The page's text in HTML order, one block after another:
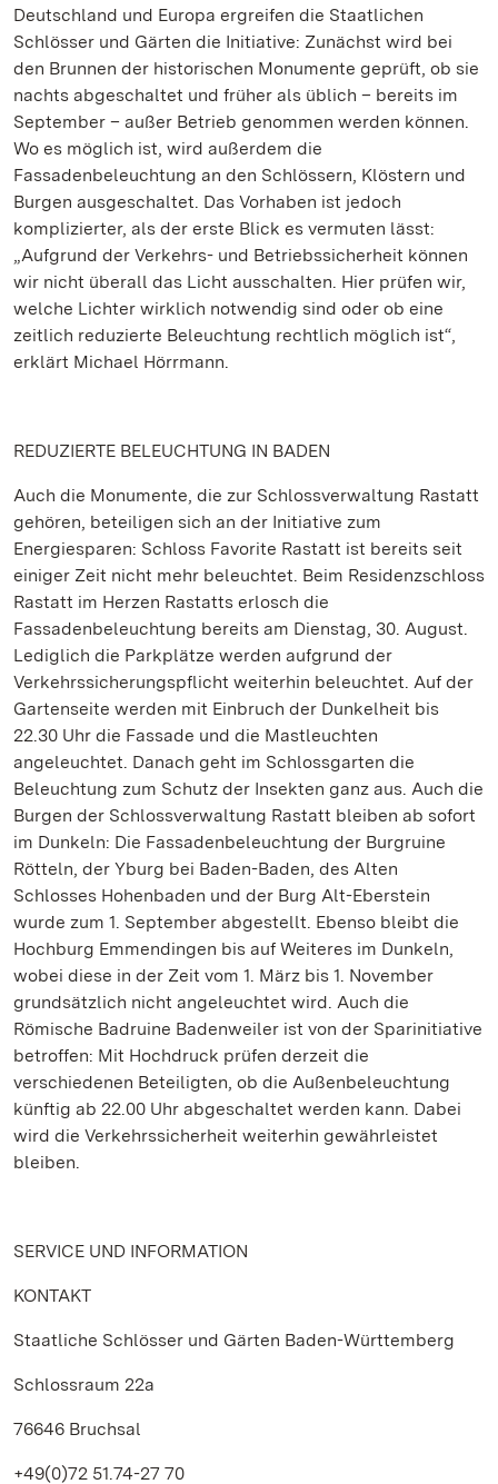
Deutschland und Europa ergreifen die Staatlichen
Schlösser und Gärten die Initiative: Zunächst wird bei
den Brunnen der historischen Monumente geprüft, ob sie
nachts abgeschaltet und früher als üblich – bereits im
September – außer Betrieb genommen werden können.
Wo es möglich ist, wird außerdem die
Fassadenbeleuchtung an den Schlössern, Klöstern und
Burgen ausgeschaltet. Das Vorhaben ist jedoch
komplizierter, als der erste Blick es vermuten lässt:
„Aufgrund der Verkehrs- und Betriebssicherheit können
wir nicht überall das Licht ausschalten. Hier prüfen wir,
welche Lichter wirklich notwendig sind oder ob eine
zeitlich reduzierte Beleuchtung rechtlich möglich ist“,
erklärt Michael Hörrmann.
REDUZIERTE BELEUCHTUNG IN BADEN
Auch die Monumente, die zur Schlossverwaltung Rastatt
gehören, beteiligen sich an der Initiative zum
Energiesparen: Schloss Favorite Rastatt ist bereits seit
einiger Zeit nicht mehr beleuchtet. Beim Residenzschloss
Rastatt im Herzen Rastatts erlosch die
Fassadenbeleuchtung bereits am Dienstag, 30. August.
Lediglich die Parkplätze werden aufgrund der
Verkehrssicherungspflicht weiterhin beleuchtet. Auf der
Gartenseite werden mit Einbruch der Dunkelheit bis
22.30 Uhr die Fassade und die Mastleuchten
angeleuchtet. Danach geht im Schlossgarten die
Beleuchtung zum Schutz der Insekten ganz aus. Auch die
Burgen der Schlossverwaltung Rastatt bleiben ab sofort
im Dunkeln: Die Fassadenbeleuchtung der Burgruine
Rötteln, der Yburg bei Baden-Baden, des Alten
Schlosses Hohenbaden und der Burg Alt-Eberstein
wurde zum 1. September abgestellt. Ebenso bleibt die
Hochburg Emmendingen bis auf Weiteres im Dunkeln,
wobei diese in der Zeit vom 1. März bis 1. November
grundsätzlich nicht angeleuchtet wird. Auch die
Römische Badruine Badenweiler ist von der Sparinitiative
betroffen: Mit Hochdruck prüfen derzeit die
verschiedenen Beteiligten, ob die Außenbeleuchtung
künftig ab 22.00 Uhr abgeschaltet werden kann. Dabei
wird die Verkehrssicherheit weiterhin gewährleistet
bleiben.
SERVICE UND INFORMATION
KONTAKT
Staatliche Schlösser und Gärten Baden-Württemberg
Schlossraum 22a
76646 Bruchsal
+49(0)72 51.74-27 70